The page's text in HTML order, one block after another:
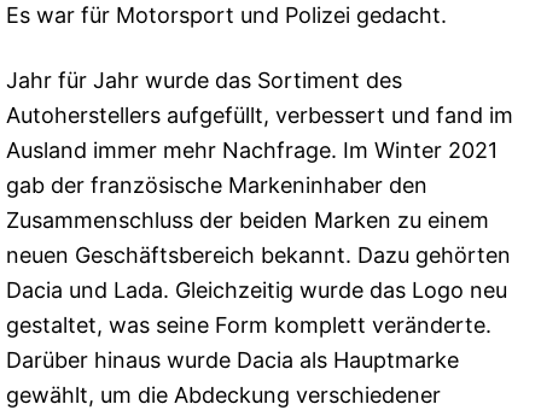
Es war für Motorsport und Polizei gedacht.
Jahr für Jahr wurde das Sortiment des
Autoherstellers aufgefüllt, verbessert und fand im
Ausland immer mehr Nachfrage. Im Winter 2021
gab der französische Markeninhaber den
Zusammenschluss der beiden Marken zu einem
neuen Geschäftsbereich bekannt. Dazu gehörten
Dacia und Lada. Gleichzeitig wurde das Logo neu
gestaltet, was seine Form komplett veränderte.
Darüber hinaus wurde Dacia als Hauptmarke
gewählt, um die Abdeckung verschiedener